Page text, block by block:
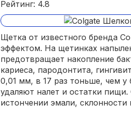
Рейтинг: 4.8
Щетка от известного бренда
эффектом. На щетинках
предотвращает накопление
кариеса, пародонтита,
0,01 мм, в 17 раз тоньше, чем
удаляют налет и остатки
истончении эмали,